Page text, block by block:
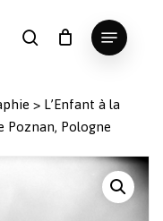
search
Menu
Fermer
le
> L’Enfant à la
Poznan, Pologne
Close